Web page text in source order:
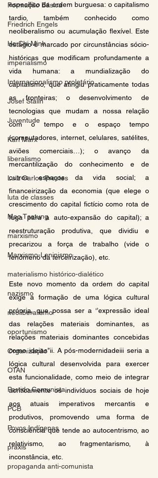
Formação Básica
Friedrich Engels
Ho Chi Minh
imperialismo
Internacionalismo proletário
Josef Stalin
Juventude
Karl Marx
liberalismo
Luiz Carlos Prestes
luta de classes
Mao Tsetung
marxismo
Marxismo-Leninismo
materialismo histórico-dialético
nazismo
neoliberalismo
oportunismo
Organização
OTAN
Partido Comunista
PCB
Povos Indígenas
práxis
propaganda anti-comunista
específico da ordem burguesa: o capitalismo
tardio, também conhecido como
neoliberalismo ou acumulação flexível. Este
estágio é marcado por circunstâncias sócio-
históricas que modificam profundamente a
vida humana: a mundialização do
capitalismo, que atingiu praticamente todas
as fronteiras; o desenvolvimento de
tecnologias que mudam a nossa relação
com o tempo e o espaço tempo
(computadores, internet, celulares, satélites,
aviões comerciais…); o avanço da
mercantilização do conhecimento e de
outros espaços da vida social; a
financeirização da economia (que elege o
crescimento do capital fictício como rota de
fuga para a auto-expansão do capital); a
reestruturação produtiva, que dividiu e
precarizou a força de trabalho (vide o
fenômeno da terceirização), etc.
Este novo momento da ordem do capital
exige a formação de uma lógica cultural
própria, que possa ser a ‘’expressão ideal
das relações materiais dominantes, as
relações materiais dominantes concebidas
como ideias’’ii. A pós-modernidadeiii seria a
lógica cultural desenvolvida para exercer
esta funcionalidade, como meio de integrar
acriticamente os indivíduos sociais de hoje
aos atuais imperativos mercantis e
produtivos, promovendo uma forma de
consciência que tende ao autocentrismo, ao
relativismo, ao fragmentarismo, à
inconstância, etc.